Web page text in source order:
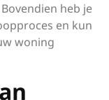
heb je
en kun
woning